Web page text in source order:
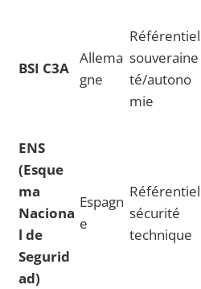
BSI C3A
Allema
gne
Référentiel
souveraine
té/autono
mie
ENS
(Esque
ma
Naciona
l de
Segurid
ad)
Espagn
e
Référentiel
sécurité
technique